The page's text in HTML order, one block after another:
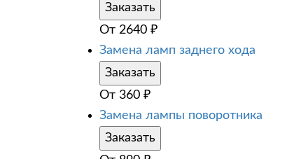
Заказать
От 2640 ₽
Замена ламп заднего хода
Заказать
От 360 ₽
Замена лампы поворотника
Заказать